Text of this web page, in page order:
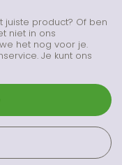
juiste product? Of ben
niet in ons
het nog voor je.
Je kunt ons